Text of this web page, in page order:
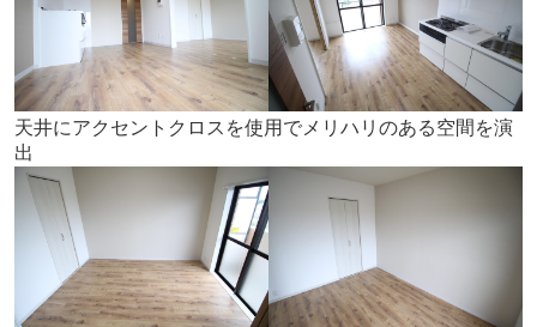
天井にアクセントクロスを使用でメリハリのある空間を演
出